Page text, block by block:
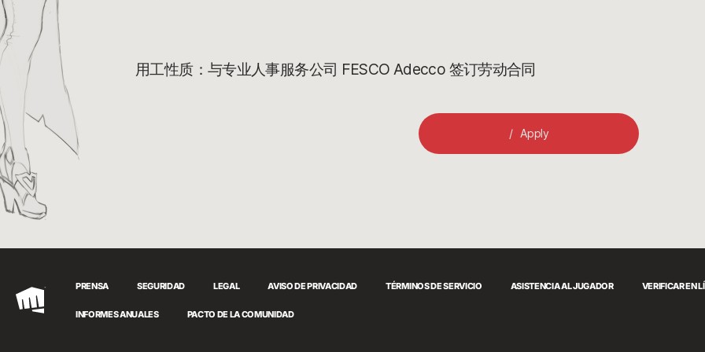
用工性质：与专业人事服务公司 FESCO Adecco 签订劳动合同
Apply
Riot
PRENSA SEGURIDAD LEGAL AVISO DE PRIVACIDAD TÉRMINOS DE SERVICIO ASISTENCIA AL JUGADOR VERIFICAR EN
INFORMES ANUALES PACTO DE LA COMUNIDAD